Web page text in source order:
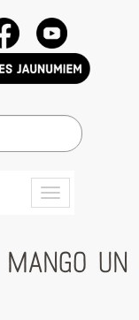
Toggle
navigation
UN